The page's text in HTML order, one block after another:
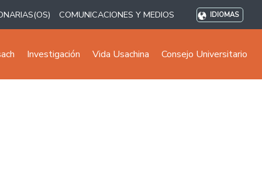
COMUNICACIONES Y MEDIOS IDIOMAS
Investigación Vida Usachina Consejo Universitario